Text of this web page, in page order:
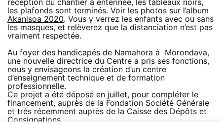
réception du chantier a entérinée, les tableaux noirs,
les plafonds sont terminés. Voir les photos sur l’album
Akanisoa 2020. Vous y verrez les enfants avec ou sans
les masques, et relèverez que la distanciation n’est pas
vraiment respectée.
Au foyer des handicapés de Namahora à Morondava,
une nouvelle directrice du Centre a pris ses fonctions,
nous y envisageons la création d’un centre
d’enseignement technique et de formation
professionnelle.
Ce projet a été déposé en juillet, pour compléter le
financement, auprès de la Fondation Société Générale
et très récemment auprès de la Caisse des Dépôts et
Consignations.